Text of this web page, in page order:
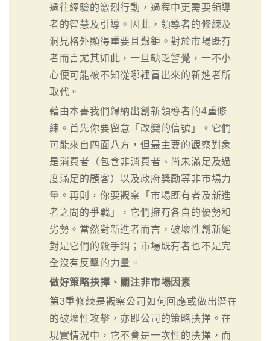
過往經驗的激烈行動，過程中更需要領導
者的智慧及引導。因此，領導者的修練及
洞見格外顯得重要且艱鉅。對於市場既有
者而言尤其如此，一旦缺乏警覺，一不小
心便可能被不知從哪裡冒出來的新進者所
取代。
藉由本書我們歸納出創新領導者的4重修
練。首先你要留意「改變的信號」。它們
可能來自四面八方，但最主要的觀察對象
是消費者（包含非消費者、尚未滿足及過
度滿足的顧客）以及政府獎勵等非市場力
量。再則，你要觀察「市場既有者及新進
者之間的爭戰」，它們擁有各自的優勢和
劣勢。當然對新進者而言，破壞性創新絕
對是它們的殺手鐧；市場既有者也不是完
全沒有反擊的力量。
做好策略抉擇、關注非市場因素
第3重修練是觀察公司如何回應或做出潛在
的破壞性攻擊，亦即公司的策略抉擇。在
現實情況中，它不會是一次性的抉擇，而